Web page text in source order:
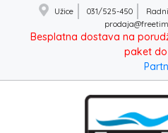
Užice 031/525-450
Besplatna dostava na
paket